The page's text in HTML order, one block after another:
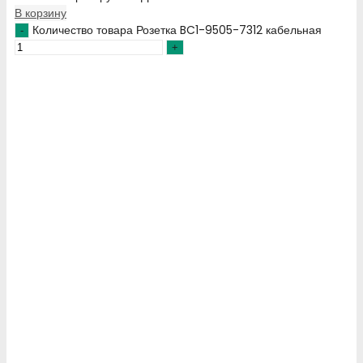
В корзину
Количество товара Розетка BC1-9505-7312 кабельная